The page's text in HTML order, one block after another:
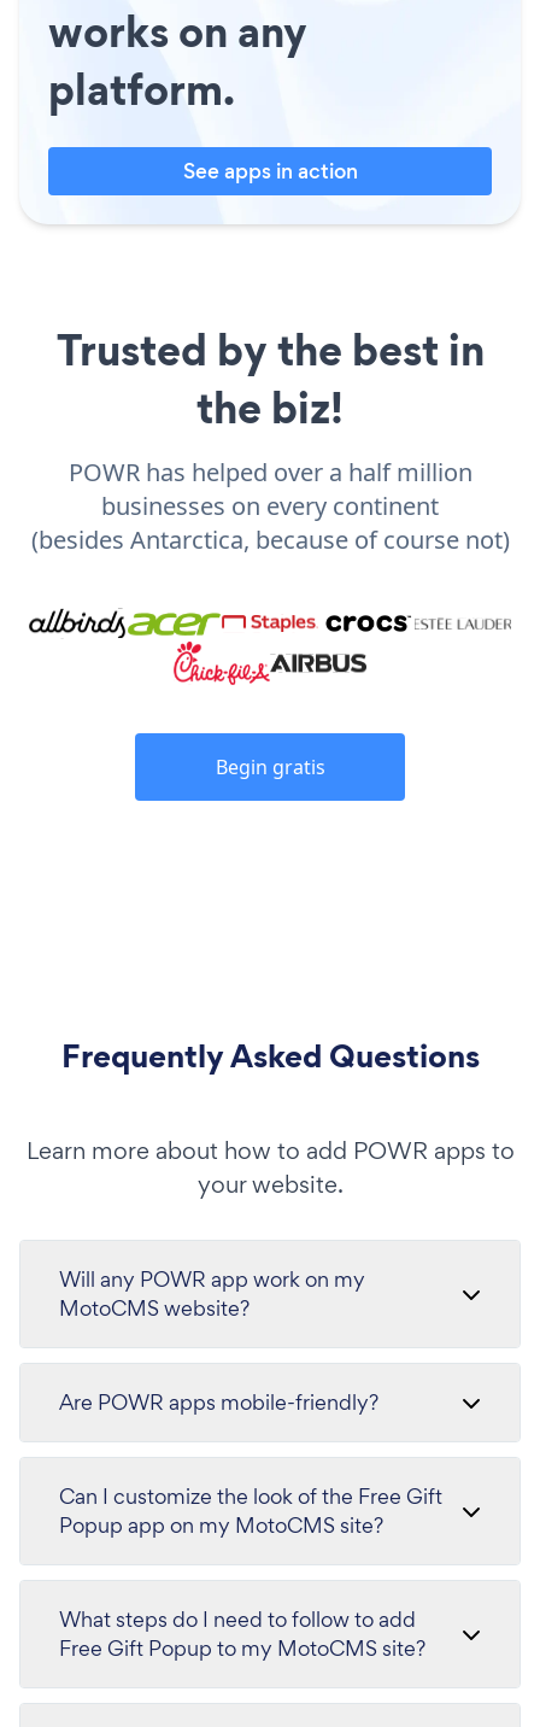
works on any
platform.
See apps in action
Trusted by the best in
the biz!
POWR has helped over a half million
businesses on every continent
(besides Antarctica, because of course not)
Begin gratis
Frequently Asked Questions
Learn more about how to add POWR apps to
your website.
Will any POWR app work on my
MotoCMS website?
Are POWR apps mobile-friendly?
Can I customize the look of the Free Gift
Popup app on my MotoCMS site?
What steps do I need to follow to add
Free Gift Popup to my MotoCMS site?